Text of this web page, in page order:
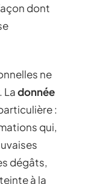
dont
ne
Ladonnée
:
qui,
dégâts,
à la